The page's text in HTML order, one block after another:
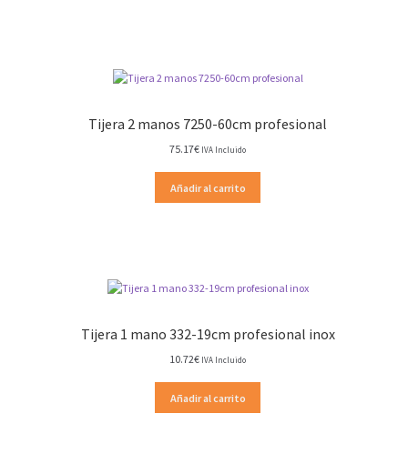
Tijera 2 manos 7250-60cm profesional
75.17€ IVA Incluido
Añadir al carrito
Tijera 1 mano 332-19cm profesional inox
10.72€ IVA Incluido
Añadir al carrito